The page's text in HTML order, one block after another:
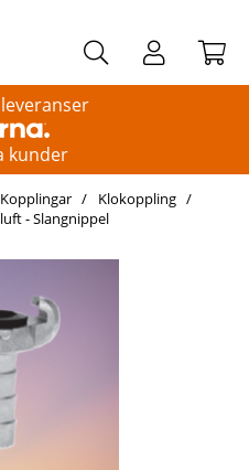
kunder
Kopplingar
Klokoppling
- Slangnippel